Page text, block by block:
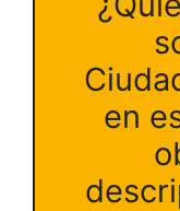
en